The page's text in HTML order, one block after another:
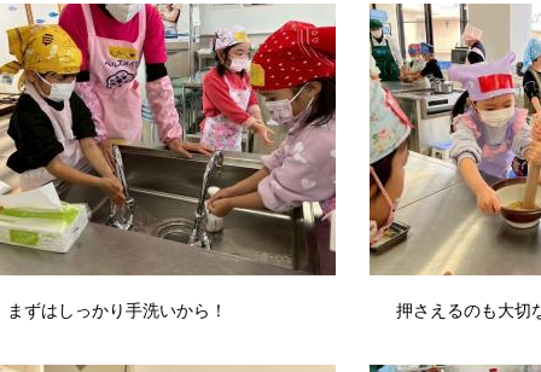
はしっかり手洗いから！ 押さえるのも大切な